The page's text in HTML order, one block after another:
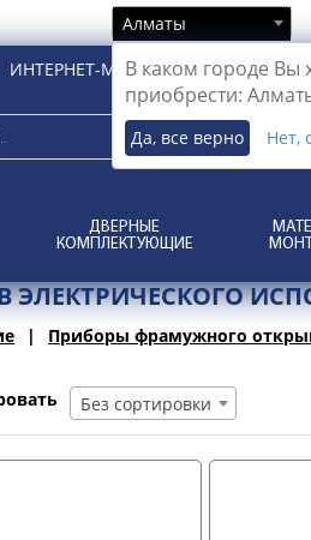
Алматы
В каком городе Вы
приобрести:
Да, все верно Нет,
ИНТЕРНЕТ-МАГАЗИН ДЛЯ
ДВЕРНЫЕ
КОМПЛЕКТУЮЩИЕ
Приборы фрамужного
Без сортировки